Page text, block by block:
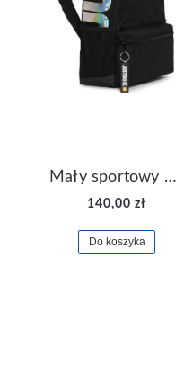
Mały sportowy plecak plecaczek Nike Brasilia JDI DR6091-017
140,00 zł
Do koszyka